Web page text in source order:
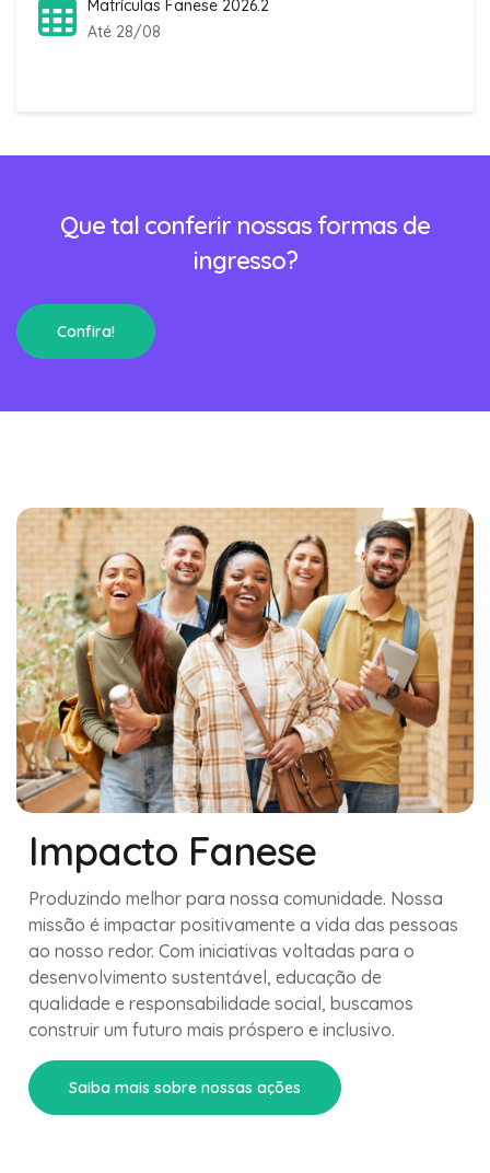
Matrículas Fanese 2026.2
Até 28/08
Que tal conferir nossas formas de
ingresso?
Confira!
Impacto Fanese
Produzindo melhor para nossa comunidade. Nossa
missão é impactar positivamente a vida das pessoas
ao nosso redor. Com iniciativas voltadas para o
desenvolvimento sustentável, educação de
qualidade e responsabilidade social, buscamos
construir um futuro mais próspero e inclusivo.
Saiba mais sobre nossas ações